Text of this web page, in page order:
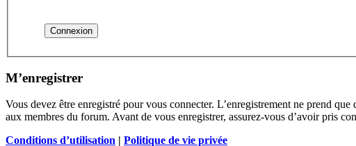
M’enregistrer
Vous devez être enregistré pour vous connecter. L’enregistrement ne prend
aux membres du forum. Avant de vous enregistrer, assurez-vous d’avoir pris
Conditions d’utilisation | Politique de vie privée